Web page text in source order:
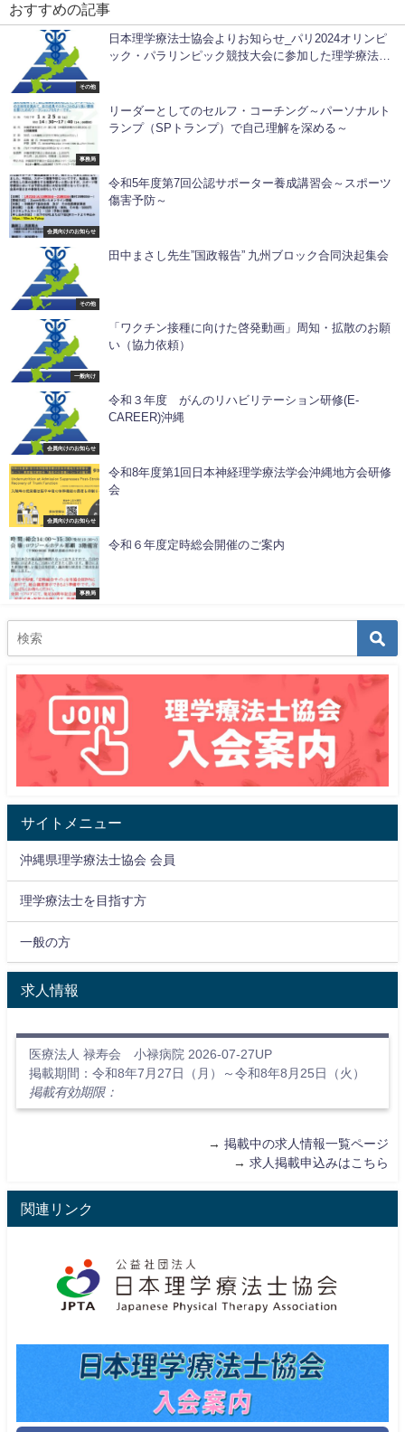
おすすめの記事
その他
日本理学療法士協会よりお知らせ_パリ2024オリンピ
ック・パラリンピック競技大会に参加した理学療法士
事務局
リーダーとしてのセルフ・コーチング～パーソナルト
ランプ（SPトランプ）で自己理解を深める～
会員向けのお知らせ
令和5年度第7回公認サポーター養成講習会～スポーツ
傷害予防～
その他
田中まさし先生”国政報告” 九州ブロック合同決起集会
一般向け
「ワクチン接種に向けた啓発動画」周知・拡散のお願
い（協力依頼）
会員向けのお知らせ
令和３年度 がんのリハビリテーション研修(E-
CAREER)沖縄
会員向けのお知らせ
令和8年度第1回日本神経理学療法学会沖縄地方会研修
会
事務局
令和６年度定時総会開催のご案内
サイトメニュー
沖縄県理学療法士協会 会員
理学療法士を目指す方
一般の方
求人情報
医療法人 禄寿会 小禄病院 2026-07-27UP
掲載期間：令和8年7月27日（月）～令和8年8月25日（火）
掲載有効期限：
→ 掲載中の求人情報一覧ページ
→ 求人掲載申込みはこちら
関連リンク